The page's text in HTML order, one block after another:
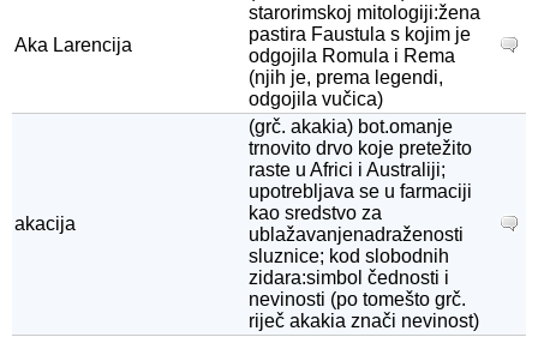
Aka Larencija
starorimskoj mitologiji:žena
pastira Faustula s kojim je
odgojila Romula i Rema
(njih je, prema legendi,
odgojila vučica)
akacija
(grč. akakia) bot.omanje
trnovito drvo koje pretežito
raste u Africi i Australiji;
upotrebljava se u farmaciji
kao sredstvo za
ublažavanjenadraženosti
sluznice; kod slobodnih
zidara:simbol čednosti i
nevinosti (po tomešto grč.
riječ akakia znači nevinost)